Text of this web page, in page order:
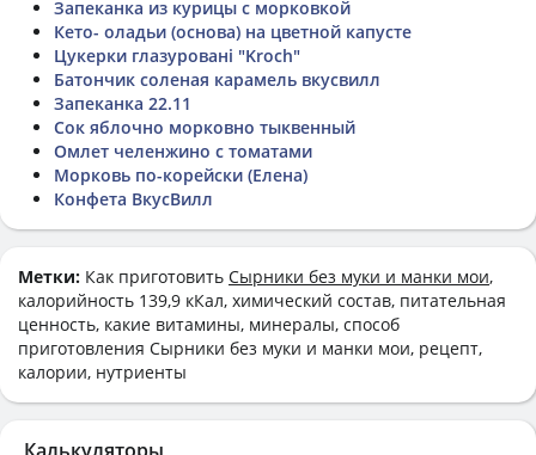
Запеканка из курицы с морковкой
Кето- оладьи (основа) на цветной капусте
Цукерки глазуровані "Kroch"
Батончик соленая карамель вкусвилл
Запеканка 22.11
Сок яблочно морковно тыквенный
Омлет челенжино с томатами
Морковь по-корейски (Елена)
Конфета ВкусВилл
Метки: Как приготовить Сырники без муки и манки мои,
калорийность 139,9 кКал, химический состав, питательная
ценность, какие витамины, минералы, способ
приготовления Сырники без муки и манки мои, рецепт,
калории, нутриенты